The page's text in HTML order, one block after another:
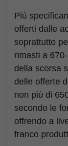
Più
offerti dalle
soprattutto
rimasti a
della scorsa
delle offerte
non più di
secondo le
offrendo a
franco